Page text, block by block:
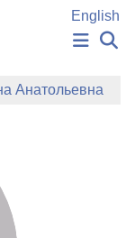
English
Анатольевна